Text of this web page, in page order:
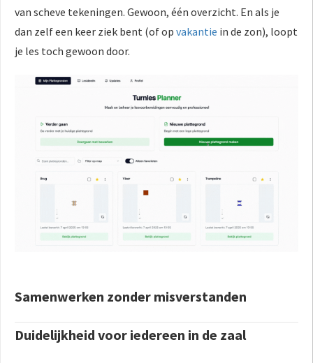
van scheve tekeningen. Gewoon, één overzicht. En als je
dan zelf een keer ziek bent (of op vakantie in de zon), loopt
je les toch gewoon door.
Samenwerken zonder misverstanden
Duidelijkheid voor iedereen in de zaal